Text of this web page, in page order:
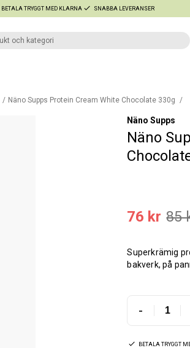
BETALA TRYGGT MED KLARNA SNABBA LEVERANSER
Näno Supps Protein Cream White Chocolate 330g
Näno Supps
Näno
76 kr 85
Superkrämig
bakverk, på
-
BETALA TRYGGT